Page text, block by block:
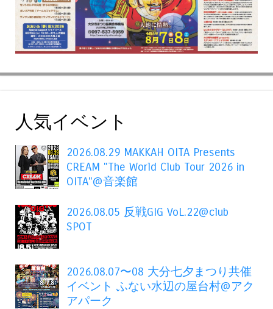
人気イベント
2026.08.29 MAKKAH OITA Presents
CREAM "The World Club Tour 2026 in
OITA"@音楽館
2026.08.05 反戦GIG VoL.22@club
SPOT
2026.08.07〜08 大分七夕まつり共催
イベント ふない水辺の屋台村@アク
アパーク